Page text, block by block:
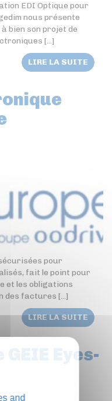
EDI Optique pour
nous présente
bien son projet de
[...]
LIRE LA SUITE
pour
fait le point pour
et les obligations
des factures [...]
LIRE LA SUITE
Eyes-
and